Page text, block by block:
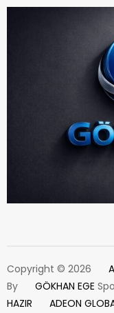
Copyright © 2026
By
GÖKHAN EGE
HAZIR
ADEON